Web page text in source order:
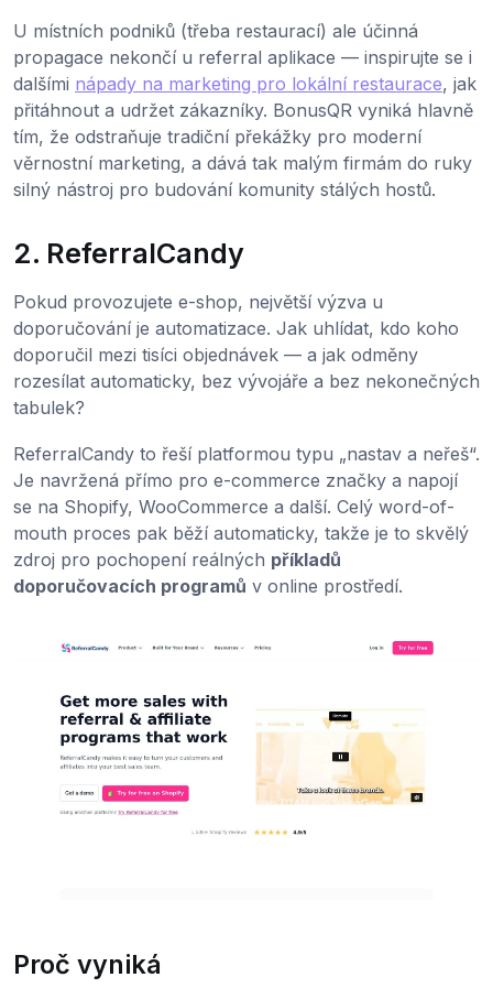
U místních podniků (třeba restaurací) ale účinná
propagace nekončí u referral aplikace — inspirujte se i
dalšími nápady na marketing pro lokální restaurace, jak
přitáhnout a udržet zákazníky. BonusQR vyniká hlavně
tím, že odstraňuje tradiční překážky pro moderní
věrnostní marketing, a dává tak malým firmám do ruky
silný nástroj pro budování komunity stálých hostů.
2. ReferralCandy
Pokud provozujete e-shop, největší výzva u
doporučování je automatizace. Jak uhlídat, kdo koho
doporučil mezi tisíci objednávek — a jak odměny
rozesílat automaticky, bez vývojáře a bez nekonečných
tabulek?
ReferralCandy to řeší platformou typu „nastav a neřeš“.
Je navržená přímo pro e-commerce značky a napojí
se na Shopify, WooCommerce a další. Celý word-of-
mouth proces pak běží automaticky, takže je to skvělý
zdroj pro pochopení reálných příkladů
doporučovacích programů v online prostředí.
Proč vyniká